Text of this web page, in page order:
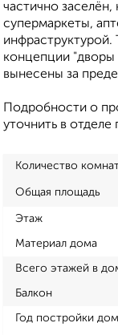
частично
супермаркеты,
инфраструктурой.
концепции "дворы
вынесены за
Подробности о
уточнить в отделе
Количество
Общая площадь
Этаж
Материал дома
Всего этажей в
Балкон
Год постройки